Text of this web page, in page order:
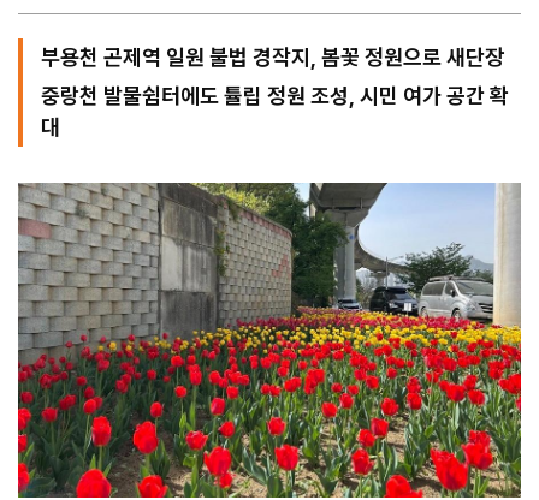
부용천 곤제역 일원 불법 경작지, 봄꽃 정원으로 새단장
중랑천 발물쉼터에도 튤립 정원 조성, 시민 여가 공간 확
대